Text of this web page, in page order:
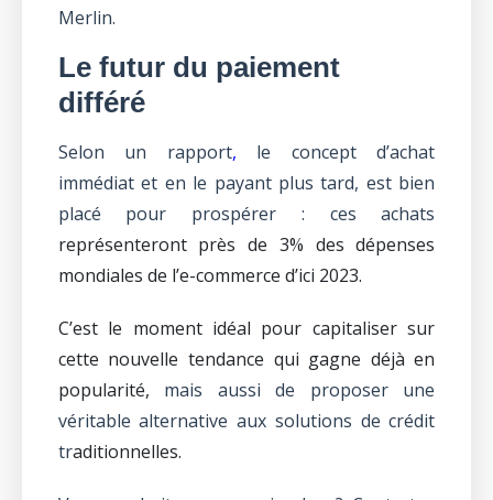
Merlin.
Le futur du paiement
différé
Selon un rapport, le concept d’achat
immédiat et en le payant plus tard, est bien
placé pour prospérer : ces achats
représenteront près de 3% des dépenses
mondiales de l’e-commerce d’ici 2023.
C’est le moment idéal pour capitaliser sur
cette nouvelle tendance qui gagne déjà en
popularité, mais aussi de proposer une
véritable alternative aux solutions de crédit
traditionnelles.